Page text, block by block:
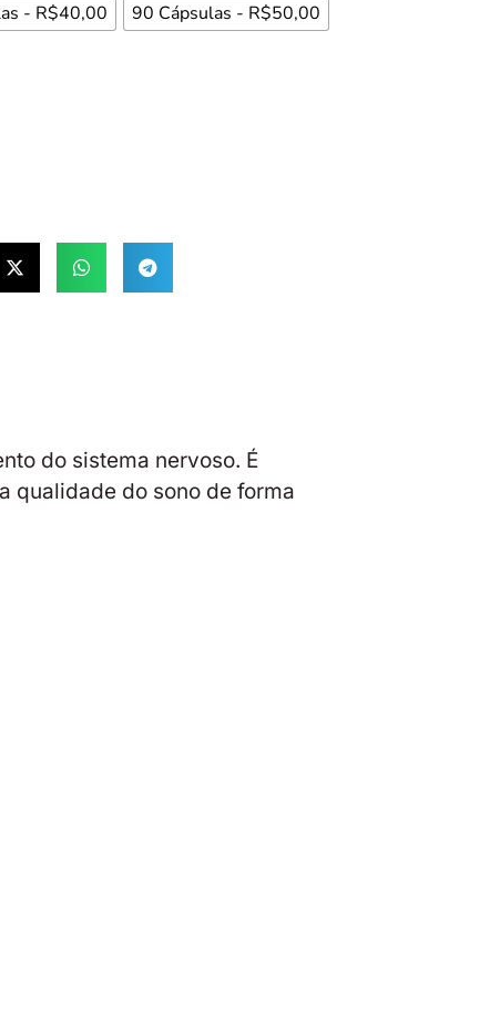
- R$40,00 90 Cápsulas - R$50,00
do sistema nervoso. É
qualidade do sono de forma